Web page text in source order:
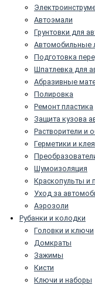
Автоэмали
Грунтовки для
Автомобильные
Подготовка
Шпатлевка для
Абразивные
Полировка
Ремонт пластика
Защита кузова
Растворители и
Герметики и клея
Шумоизоляция
Краскопульты и
Уход за
Аэрозоли
Рубанки и колодки
Головки и ключи
Домкраты
Зажимы
Кисти
Ключи и наборы